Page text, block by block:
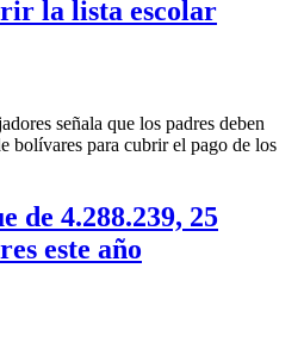
la lista escolar
señala que los padres deben
bolívares para cubrir el pago de los
de 4.288.239, 25
este año